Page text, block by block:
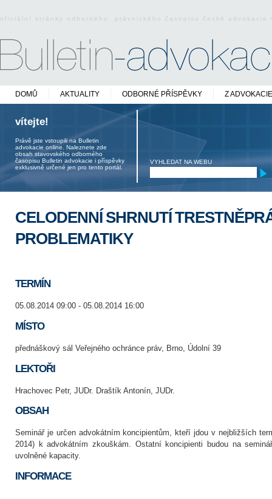
oficiální stránky odborného právnického časopisu české
DOMŮ AKTUALITY ODBORNÉ PŘÍSPĚVKY Z ADVOKACIE
vítejte!
Právě jste vstoupili na Bulletin
advokacie online. Naleznete zde
obsah stavovského odborného
časopisu Bulletin advokacie i příspěvky
exklusivně určené jen pro tento portál.
VYHLEDAT NA WEBU
CELODENNÍ SHRNUTÍ
PROBLEMATIKY
TERMÍN
05.08.2014 09:00 - 05.08.2014 16:00
MÍSTO
přednáškový sál Veřejného ochránce práv, Brno, Údolní 39
LEKTOŘI
Hrachovec Petr, JUDr. Draštík Antonín, JUDr.
OBSAH
Seminář je určen advokátním koncipientům, kteří jdou v nejbližších
2014) k advokátním zkouškám. Ostatní koncipienti budou na
uvolněné kapacity.
INFORMACE